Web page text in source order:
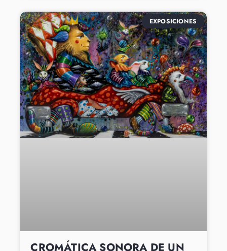
EXPOSICIONES
CROMÁTICA SONORA DE UN